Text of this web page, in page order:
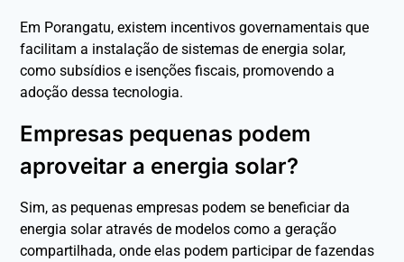
Em Porangatu, existem incentivos governamentais que
facilitam a instalação de sistemas de energia solar,
como subsídios e isenções fiscais, promovendo a
adoção dessa tecnologia.
Empresas pequenas podem
aproveitar a energia solar?
Sim, as pequenas empresas podem se beneficiar da
energia solar através de modelos como a geração
compartilhada, onde elas podem participar de fazendas